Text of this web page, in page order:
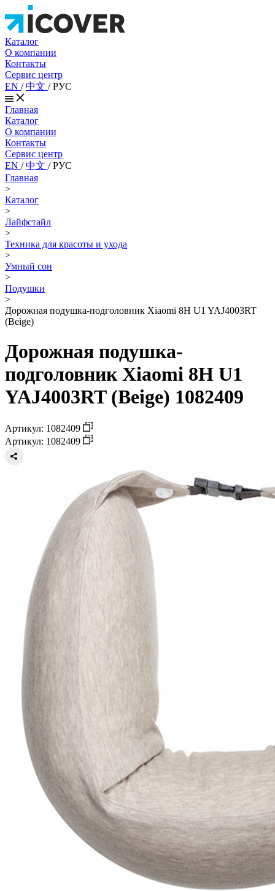
Каталог
О компании
Контакты
Сервис центр
EN /中文 /РУС
Главная
Каталог
О компании
Контакты
Сервис центр
EN /中文 /РУС
Главная
>
Каталог
>
Лайфстайл
>
Техника для красоты и ухода
>
Умный сон
>
Подушки
>
Дорожная подушка-подголовник Xiaomi 8H U1 YAJ4003RT
(Beige)
Дорожная подушка-
подголовник Xiaomi 8H U1
YAJ4003RT (Beige) 1082409
Артикул: 1082409
Артикул: 1082409